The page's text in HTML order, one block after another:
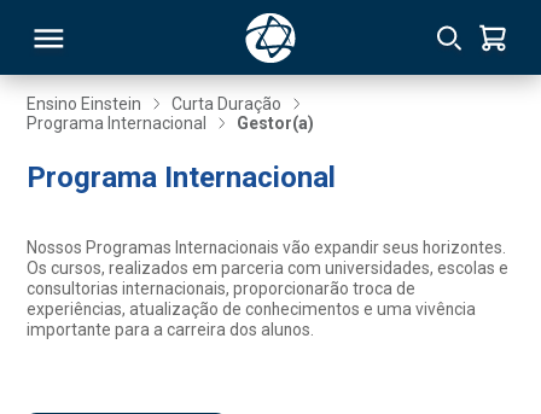
Ensino Einstein
Curta Duração
Programa Internacional
Gestor(a)
Programa Internacional
Nossos Programas Internacionais vão expandir seus horizontes.
Os cursos, realizados em parceria com universidades, escolas e
consultorias internacionais, proporcionarão troca de
experiências, atualização de conhecimentos e uma vivência
importante para a carreira dos alunos.